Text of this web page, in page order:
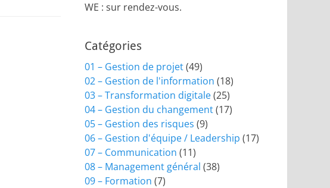
WE : sur rendez-vous.
Catégories
01 – Gestion de projet(49)
02 – Gestion de l'information (18)
03 – Transformation digitale(25)
04 – Gestion du changement(17)
05 – Gestion des risques (9)
06 – Gestion d'équipe / Leadership (17)
07 – Communication (11)
08 – Management général (38)
09 – Formation (7)